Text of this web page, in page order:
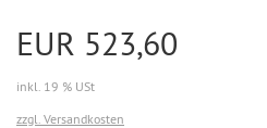
EUR 523,60
inkl. 19 % USt
zzgl. Versandkosten